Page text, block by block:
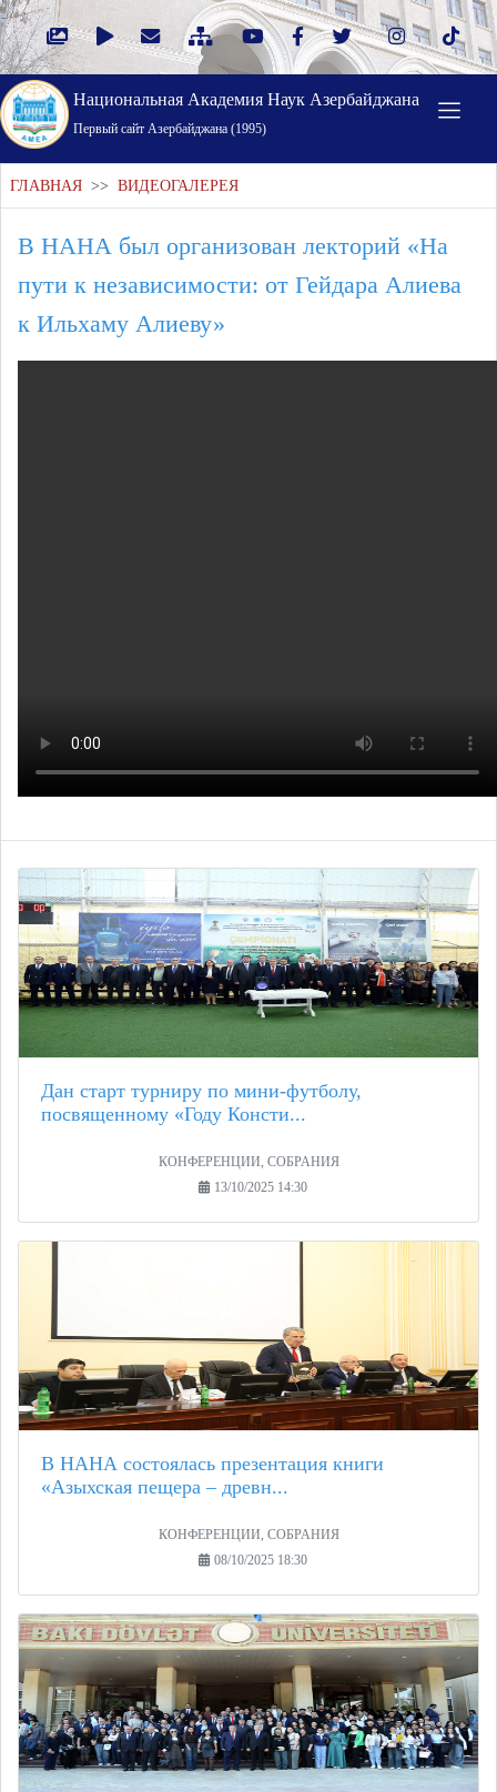
Национальная Академия Наук Азербайджана
Первый cайт Азербайджана (1995)
ГЛАВНАЯ >> ВИДЕОГАЛЕРЕЯ
В НАНА был организован лекторий «На
пути к независимости: от Гейдара Алиева
к Ильхаму Алиеву»
Дан старт турниру по мини-футболу,
посвященному «Году Консти...
КОНФЕРЕНЦИИ, СОБРАНИЯ
13/10/2025 14:30
В НАНА состоялась презентация книги
«Азыхская пещера – древн...
КОНФЕРЕНЦИИ, СОБРАНИЯ
08/10/2025 18:30